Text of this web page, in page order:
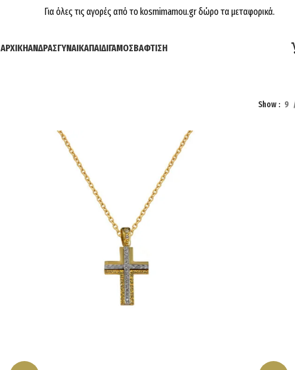
Για όλες τις αγορές από το kosmimamou.gr δώρο τα μεταφορικά.
ΑΡΧΙΚΉΆΝΔΡΑΣΓΥΝΑΊΚΑΠΑΙΔΊΓΆΜΟΣΒΆΦΤΙΣΗ
Show 9